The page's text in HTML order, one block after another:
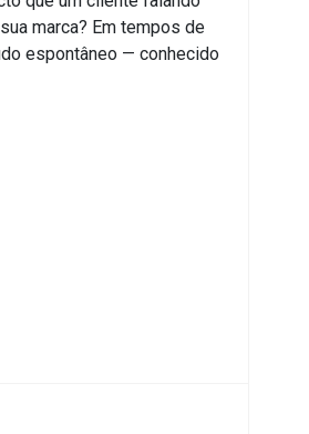
marca? Em tempos de
espontâneo — conhecido